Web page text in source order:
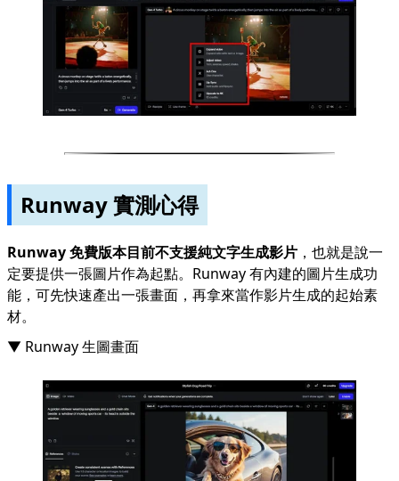
Runway 實測心得
Runway 免費版本目前不支援純文字生成影片 ，也就是說一
定要提供一張圖片作為起點。Runway 有內建的圖片生成功
能，可先快速產出一張畫面，再拿來當作影片生成的起始素
材。
▼ Runway 生圖畫面